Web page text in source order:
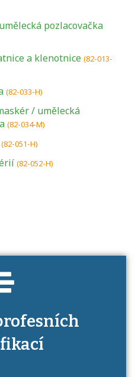
pozlacovačka
a klenotnice (82-013-
(82-033-H)
/ umělecká
(82-034-M)
(82-051-H)
(82-052-H)kvalifikací.